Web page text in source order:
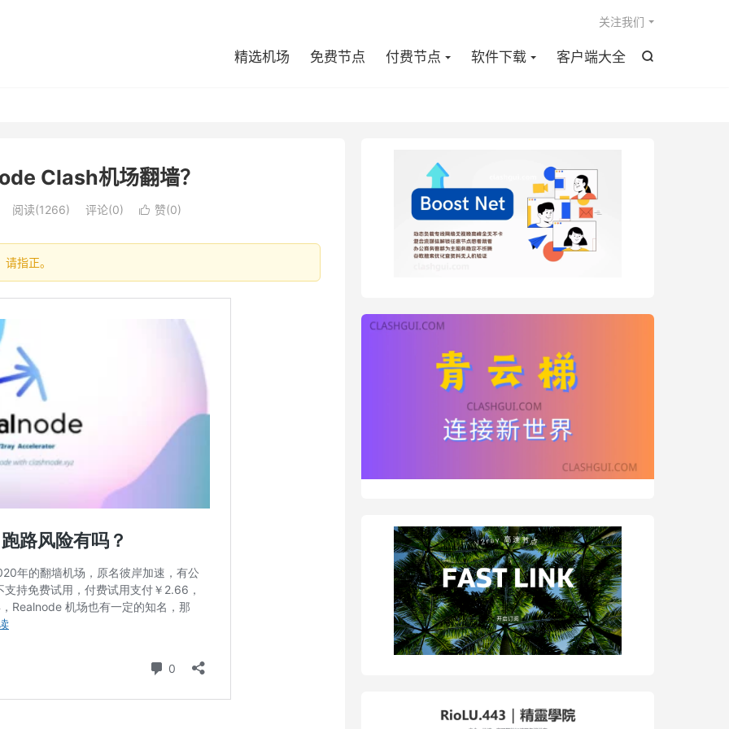

精选机场 免费节点 付费节点 软件下载 客户端大全
关注我们
Clash机场翻墙？
阅读(1266) 评论(0)  赞(0)
指正。